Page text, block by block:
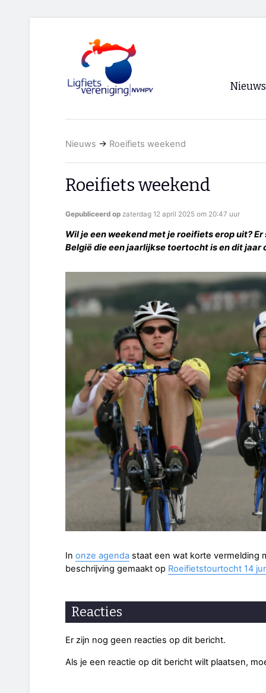
Nieuws
Nieuws → Roeifiets weekend
Roeifiets weekend
Gepubliceerd op zaterdag 12 april 2025 om 20:47 uur
Wil je een weekend met je roeifiets erop uit?
België die een jaarlijkse toertocht is en dit jaar
In onze agenda staat een wat korte vermelding
beschrijving gemaakt op Roeifietstourtocht 14
Reacties
Er zijn nog geen reacties op dit bericht.
Als je een reactie op dit bericht wilt plaatsen,